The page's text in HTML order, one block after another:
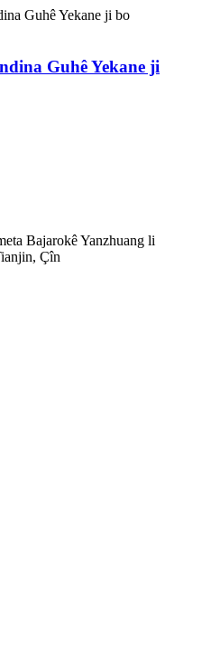
Guhê Yekane ji
Bajarokê Yanzhuang li
Çîn